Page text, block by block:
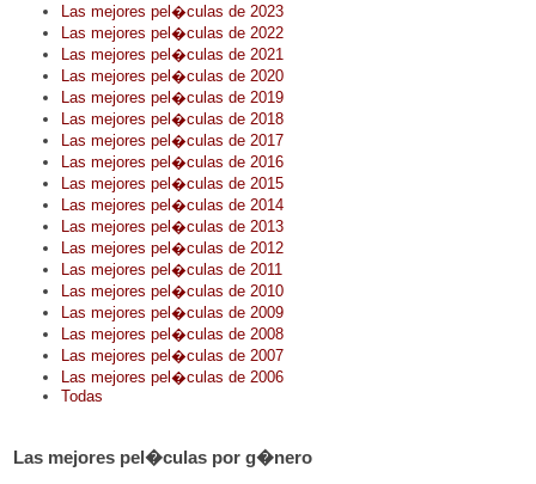
Las mejores pel�culas de 2023
Las mejores pel�culas de 2022
Las mejores pel�culas de 2021
Las mejores pel�culas de 2020
Las mejores pel�culas de 2019
Las mejores pel�culas de 2018
Las mejores pel�culas de 2017
Las mejores pel�culas de 2016
Las mejores pel�culas de 2015
Las mejores pel�culas de 2014
Las mejores pel�culas de 2013
Las mejores pel�culas de 2012
Las mejores pel�culas de 2011
Las mejores pel�culas de 2010
Las mejores pel�culas de 2009
Las mejores pel�culas de 2008
Las mejores pel�culas de 2007
Las mejores pel�culas de 2006
Todas
Las mejores pel�culas por g�nero